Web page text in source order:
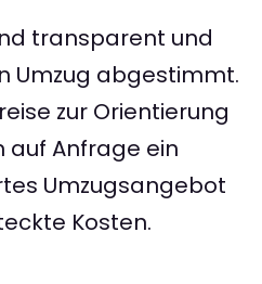
transparent und
Umzug abgestimmt.
zur Orientierung
auf Anfrage ein
Umzugsangebot
Kosten.